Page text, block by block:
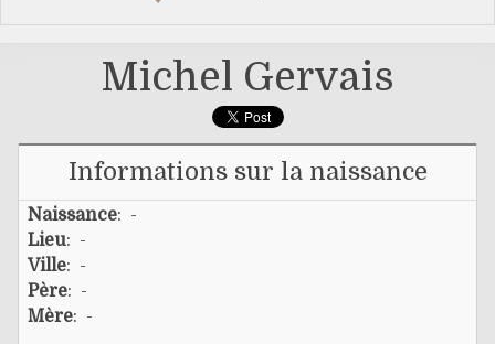
Michel Gervais
Informations sur la naissance
Naissance: -
Lieu: -
Ville: -
Père: -
Mère: -